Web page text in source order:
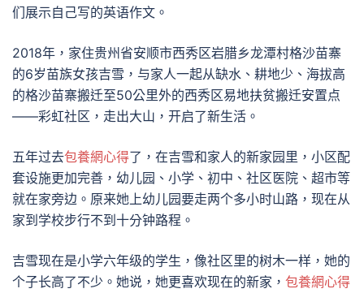
们展示自己写的英语作文。
2018年，家住贵州省安顺市西秀区岩腊乡龙潭村格沙苗寨
的6岁苗族女孩吉雪，与家人一起从缺水、耕地少、海拔高
的格沙苗寨搬迁至50公里外的西秀区易地扶贫搬迁安置点
——彩虹社区，走出大山，开启了新生活。
五年过去包養網心得了，在吉雪和家人的新家园里，小区配
套设施更加完善，幼儿园、小学、初中、社区医院、超市等
就在家旁边。原来她上幼儿园要走两个多小时山路，现在从
家到学校步行不到十分钟路程。
吉雪现在是小学六年级的学生，像社区里的树木一样，她的
个子长高了不少。她说，她更喜欢现在的新家， 包養網心得